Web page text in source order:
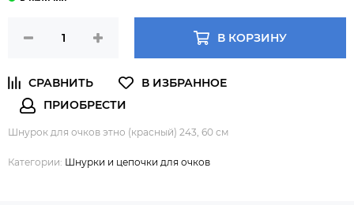
В КОРЗИНУ
Шнурок для очков этно (красный) 243, 60 см
Категории: Шнурки и цепочки для очков